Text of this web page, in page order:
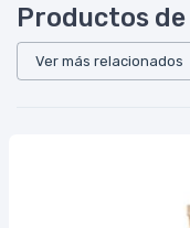
Productos
Ver más relacionados